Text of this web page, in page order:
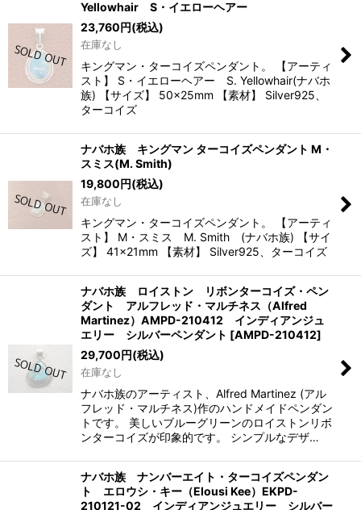
Yellowhair S・イエローヘアー
23,760円(税込)
在庫なし
キングマン・ターコイズペンダント。 【アーティ
スト】 S・イエローヘアー S. Yellowhair(ナバホ
族) 【サイズ】 50×25mm 【素材】 Silver925、
ターコイズ
ナバホ族 キングマン ターコイズペンダント M・
スミス(M. Smith)
19,800円(税込)
在庫なし
キングマン・ターコイズペンダント。 【アーティ
スト】 M・スミス M. Smith (ナバホ族) 【サイ
ズ】 41×21mm 【素材】 Silver925、ターコイズ
ナバホ族 ロイストン リボンターコイズ・ペン
ダント アルフレッド・マルチネス（Alfred
Martinez）AMPD-210412 インディアンジュ
エリー シルバーペンダント [AMPD-210412]
29,700円(税込)
在庫なし
ナバホ族のアーティスト、Alfred Martinez (アル
フレッド・マルチネス)作のハンドメイドペンダン
トです。 美しいブルーグリーンのロイストンリボ
ンターコイズが印象的です。 シンプルなデザ…
ナバホ族 ナンバーエイト・ターコイズペンダン
ト エロウシ・キー（Elousi Kee）EKPD-
210121-02 インディアンジュエリー シルバー